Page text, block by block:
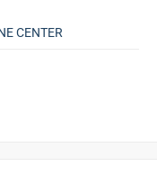
CENTER